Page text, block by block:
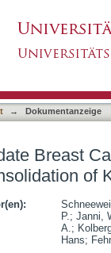
→ Dokumentanzeige
Breast
of
P.; Janni,
A.;
Hans;